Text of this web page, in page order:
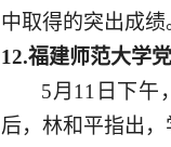
中取得的突出成绩
12.福建师范大学
5月11日下午
后，林和平指出